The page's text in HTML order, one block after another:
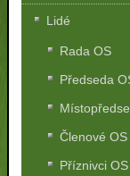
Lidé
Rada OS
Předseda
Členové OS
Příznivci OS